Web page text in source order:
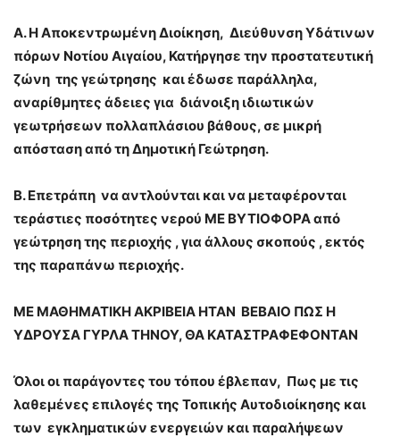
Α. Η Αποκεντρωμένη Διοίκηση, Διεύθυνση Υδάτινων
πόρων Νοτίου Αιγαίου, Κατήργησε την προστατευτική
ζώνη της γεώτρησης και έδωσε παράλληλα,
αναρίθμητες άδειες για διάνοιξη ιδιωτικών
γεωτρήσεων πολλαπλάσιου βάθους, σε μικρή
απόσταση από τη Δημοτική Γεώτρηση.
Β. Επετράπη να αντλούνται και να μεταφέρονται
τεράστιες ποσότητες νερού ΜΕ ΒΥΤΙΟΦΟΡΑ από
γεώτρηση της περιοχής , για άλλους σκοπούς , εκτός
της παραπάνω περιοχής.
ΜΕ ΜΑΘΗΜΑΤΙΚΗ ΑΚΡΙΒΕΙΑ ΗΤΑΝ ΒΕΒΑΙΟ ΠΩΣ Η
ΥΔΡΟΥΣΑ ΓΥΡΛΑ ΤΗΝΟΥ, ΘΑ ΚΑΤΑΣΤΡΑΦΕΦΟΝΤΑΝ
Όλοι οι παράγοντες του τόπου έβλεπαν, Πως με τις
λαθεμένες επιλογές της Τοπικής Αυτοδιοίκησης και
των εγκληματικών ενεργειών και παραλήψεων